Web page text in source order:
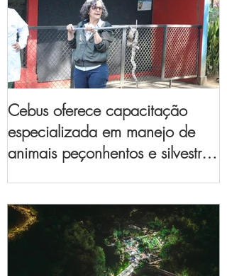
Cebus oferece capacitação
especializada em manejo de
animais peçonhentos e silvestres